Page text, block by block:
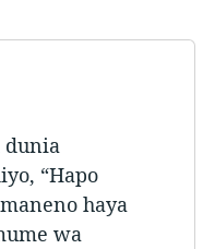
dunia
“Hapo
haya
wa